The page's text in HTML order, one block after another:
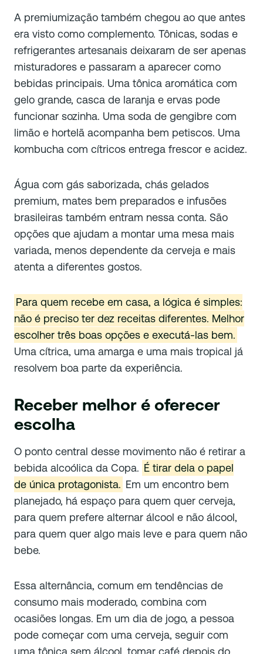
A premiumização também chegou ao que antes
era visto como complemento. Tônicas, sodas e
refrigerantes artesanais deixaram de ser apenas
misturadores e passaram a aparecer como
bebidas principais. Uma tônica aromática com
gelo grande, casca de laranja e ervas pode
funcionar sozinha. Uma soda de gengibre com
limão e hortelã acompanha bem petiscos. Uma
kombucha com cítricos entrega frescor e acidez.
Água com gás saborizada, chás gelados
premium, mates bem preparados e infusões
brasileiras também entram nessa conta. São
opções que ajudam a montar uma mesa mais
variada, menos dependente da cerveja e mais
atenta a diferentes gostos.
Para quem recebe em casa, a lógica é simples:
não é preciso ter dez receitas diferentes. Melhor
escolher três boas opções e executá-las bem.
Uma cítrica, uma amarga e uma mais tropical já
resolvem boa parte da experiência.
Receber melhor é oferecer
escolha
O ponto central desse movimento não é retirar a
bebida alcoólica da Copa. É tirar dela o papel
de única protagonista. Em um encontro bem
planejado, há espaço para quem quer cerveja,
para quem prefere alternar álcool e não álcool,
para quem quer algo mais leve e para quem não
bebe.
Essa alternância, comum em tendências de
consumo mais moderado, combina com
ocasiões longas. Em um dia de jogo, a pessoa
pode começar com uma cerveja, seguir com
uma tônica sem álcool, tomar café depois do